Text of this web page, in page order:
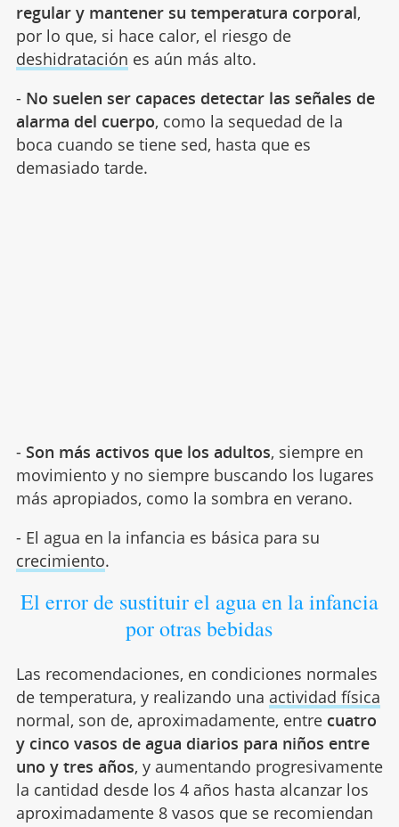
regular y mantener su temperatura corporal,
por lo que, si hace calor, el riesgo de
deshidratación es aún más alto.
- No suelen ser capaces detectar las señales de
alarma del cuerpo, como la sequedad de la
boca cuando se tiene sed, hasta que es
demasiado tarde.
- Son más activos que los adultos, siempre en
movimiento y no siempre buscando los lugares
más apropiados, como la sombra en verano.
- El agua en la infancia es básica para su
crecimiento.
El error de sustituir el agua en la infancia
por otras bebidas
Las recomendaciones, en condiciones normales
de temperatura, y realizando una actividad física
normal, son de, aproximadamente, entre cuatro
y cinco vasos de agua diarios para niños entre
uno y tres años, y aumentando progresivamente
la cantidad desde los 4 años hasta alcanzar los
aproximadamente 8 vasos que se recomiendan